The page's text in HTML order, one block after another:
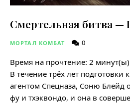
Смертельная битва —
МОРТАЛ КОМБАТ 0
Время на прочтение: 2 минут(ы)
В течение трёх лет подготовки
агентом Спецназа, Соню Блейд
фу и тхэквондо, и она в